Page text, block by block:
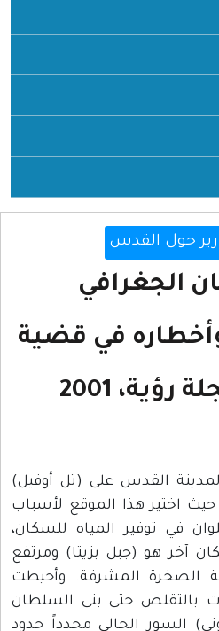
حول القدس
الجغرافي
في قضية
2001
النواة الأولى (1) لمدينة القدس على (تل أوفيل)
اختير هذا الموقع لأسباب
في توفير المياه للسكان،
آخر هو (جبل بزيتا) ومرتفع
الصخرة المشرفة. وأحيطت
بالتقلص حتى بنى السلطان
السور الحالي محدداً حدود